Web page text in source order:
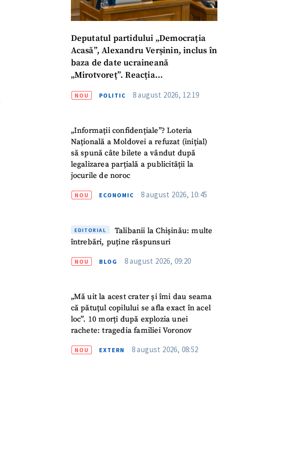
Deputatul partidului „Democrația
Acasă”, Alexandru Verșinin, inclus în
baza de date ucraineană
„Mirotvoreț”. Reacția
NOU POLITIC 8 august 2026, 12:19
„Informații confidențiale”? Loteria
Națională a Moldovei a refuzat (inițial)
să spună câte bilete a vândut după
legalizarea parțială a publicității la
jocurile de noroc
NOU ECONOMIC 8 august 2026, 10:45
EDITORIAL
Talibanii la Chișinău: multe
întrebări, puține răspunsuri
NOU BLOG 8 august 2026, 09:20
„Mă uit la acest crater și îmi dau seama
că pătuțul copilului se afla exact în acel
loc”. 10 morți după explozia unei
rachete: tragedia familiei Voronov
NOU EXTERN 8 august 2026, 08:52
+ Emailul meu
+ Telefon personal
Am citit și sunt de acord cupolitica de
TRIMITE ȘTIREA